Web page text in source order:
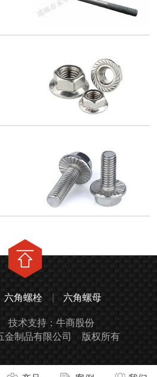
六角螺栓 六角螺母
技术支持：牛商股份
金制品有限公司
版权所有